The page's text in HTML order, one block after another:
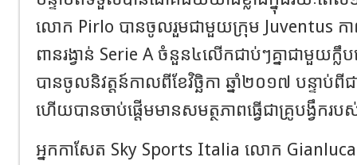
លោក Pirlo បានចូលរួមជាមួយក្រុម Juventus ក
ពានរង្វាន់ Serie A ចំនួន៤លើកជាប់ៗគ្នាជាមួយក្លឹ
បានចូលនិវត្តន៍កាលពីខែវិច្ឆិកា ឆ្នាំ២០១៧ បន្ទាប់ពី
ហើយបានចាប់ផ្តើមមានសមត្ថភាពធ្វើជាគ្រូបង្វឹករប
អ្នកកាសែត Sky Sports Italia លោក Gianluca